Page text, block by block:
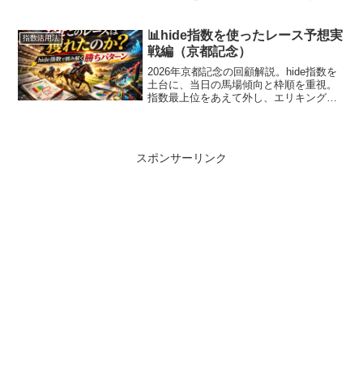
指数活用法
📊hide指数を使ったレース予想実
戦編（京都記念）
2026年京都記念の回顧解説。hide指数を
土台に、当日の馬場傾向と枠順を重視。
指数最上位をあえて外し、エリキング軸
スポンサーリンク